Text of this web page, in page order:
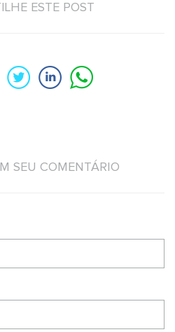
ESTE POST
SEU COMENTÁRIO